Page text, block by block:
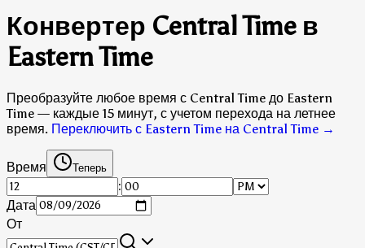
Конвертер Central Time в
Eastern Time
Преобразуйте любое время с Central Time до Eastern
Time — каждые 15 минут, с учетом перехода на летнее
время. Переключить с Eastern Time на Central Time →
Время Теперь
:
Дата
От